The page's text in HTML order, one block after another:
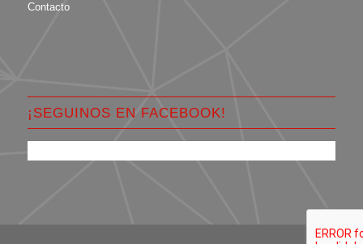
Contacto
¡SEGUINOS EN FACEBOOK!